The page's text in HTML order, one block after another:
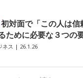
初対面で「この人は信
ために必要な３つの
ネス | 26.1.26